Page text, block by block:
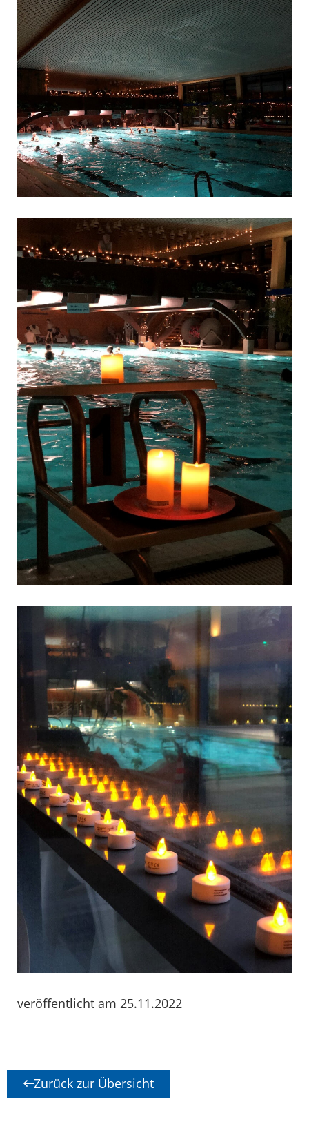
veröffentlicht am 25.11.2022
Zurück zur Übersicht